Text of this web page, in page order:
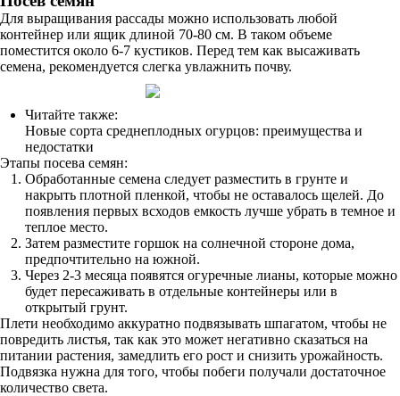
Для выращивания рассады можно использовать любой
контейнер или ящик длиной 70-80 см. В таком объеме
поместится около 6-7 кустиков. Перед тем как высаживать
семена, рекомендуется слегка увлажнить почву.
Читайте также:
Новые сорта среднеплодных огурцов: преимущества и
недостатки
Этапы посева семян:
Обработанные семена следует разместить в грунте и
накрыть плотной пленкой, чтобы не оставалось щелей. До
появления первых всходов емкость лучше убрать в темное и
теплое место.
Затем разместите горшок на солнечной стороне дома,
предпочтительно на южной.
Через 2-3 месяца появятся огуречные лианы, которые можно
будет пересаживать в отдельные контейнеры или в
открытый грунт.
Плети необходимо аккуратно подвязывать шпагатом, чтобы не
повредить листья, так как это может негативно сказаться на
питании растения, замедлить его рост и снизить урожайность.
Подвязка нужна для того, чтобы побеги получали достаточное
количество света.